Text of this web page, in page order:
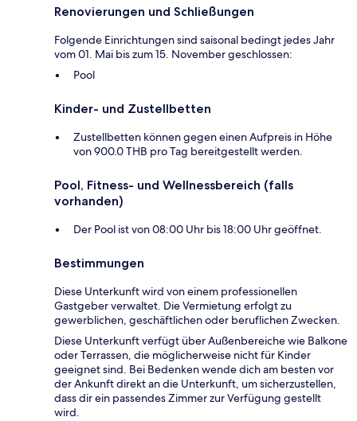
Renovierungen und Schließungen
Folgende Einrichtungen sind saisonal bedingt jedes Jahr
vom 01. Mai bis zum 15. November geschlossen:
Pool
Kinder- und Zustellbetten
Zustellbetten können gegen einen Aufpreis in Höhe
von 900.0 THB pro Tag bereitgestellt werden.
Pool, Fitness- und Wellnessbereich (falls
vorhanden)
Der Pool ist von 08:00 Uhr bis 18:00 Uhr geöffnet.
Bestimmungen
Diese Unterkunft wird von einem professionellen
Gastgeber verwaltet. Die Vermietung erfolgt zu
gewerblichen, geschäftlichen oder beruflichen Zwecken.
Diese Unterkunft verfügt über Außenbereiche wie Balkone
oder Terrassen, die möglicherweise nicht für Kinder
geeignet sind. Bei Bedenken wende dich am besten vor
der Ankunft direkt an die Unterkunft, um sicherzustellen,
dass dir ein passendes Zimmer zur Verfügung gestellt
wird.